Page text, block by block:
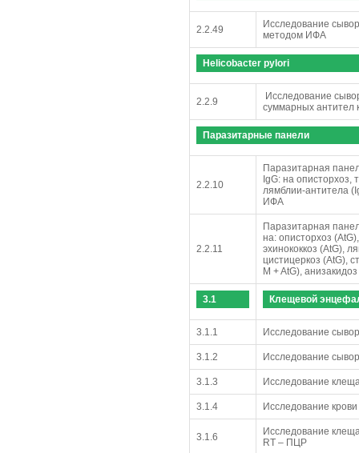
2.2.49
Исследование
методом ИФА
Helicobacter pylori
2.2.9
Исследование
суммарных антител
Паразитарные панели
2.2.10
Паразитарная
IgG: на описторхоз,
лямблии-антитела
ИФА
2.2.11
Паразитарная
на: описторхоз
эхинококкоз (AtG),
цистицеркоз (AtG),
M + AtG),
3.1 Клещевой
3.1.1 Исследование
3.1.2 Исследование
3.1.3 Исследование
3.1.4 Исследование
3.1.6
Исследование
RT – ПЦР